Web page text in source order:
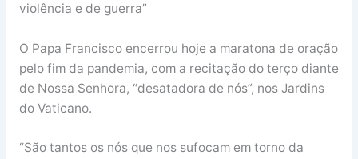
violência e de guerra”
O Papa Francisco encerrou hoje a maratona de oração
pelo fim da pandemia, com a recitação do terço diante
de Nossa Senhora, “desatadora de nós”, nos Jardins
do Vaticano.
“São tantos os nós que nos sufocam em torno da